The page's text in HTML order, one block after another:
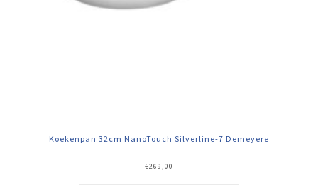
Koekenpan 32cm NanoTouch Silverline-7 Demeyere
€269,00